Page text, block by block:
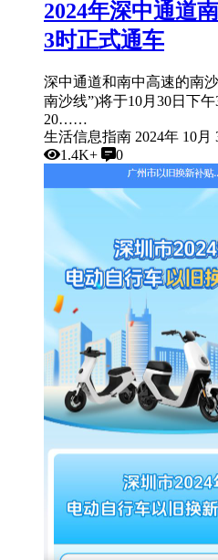
2024年深中通道
3时正式通车
深中通道和南中高速的南
南沙线”)将于10月30日下
20……
生活信息指南 2024年 10月
1.4K+
0